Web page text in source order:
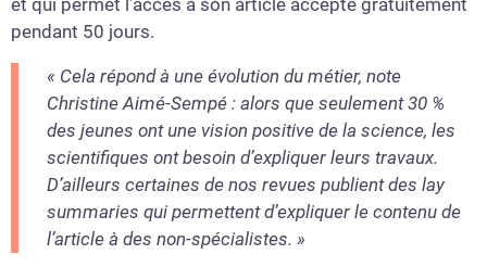
pendant 50 jours.
« Cela répond à une évolution du métier, note
Christine Aimé-Sempé : alors que seulement 30 %
des jeunes ont une vision positive de la science, les
scientifiques ont besoin d’expliquer leurs travaux.
D’ailleurs certaines de nos revues publient des lay
summaries qui permettent d’expliquer le contenu de
l’article à des non-spécialistes. »